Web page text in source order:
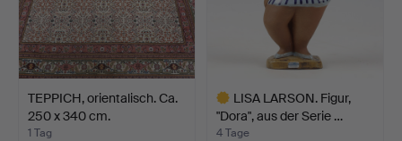
TEPPICH, orientalisch. Ca.
250 x 340 cm.
1 Tag
LISA LARSON. Figur,
"Dora", aus der Serie …
4 Tage